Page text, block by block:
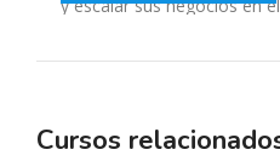
y escalar sus negocios en
hacen nuestros usuarios
Cursos